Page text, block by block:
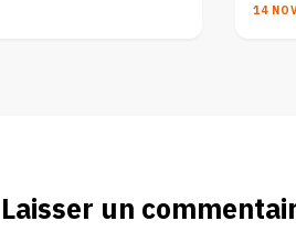
14
Laisser un